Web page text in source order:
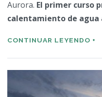
Aurora. El primer curso
calentamiento de agua
CONTINUAR LEYENDO +